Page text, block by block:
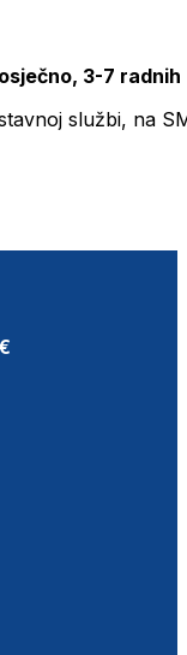
3-7 radnih
službi, na